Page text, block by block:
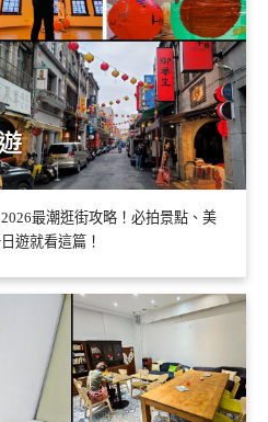
最潮逛街攻略！必拍景點、美
遊就看這篇！